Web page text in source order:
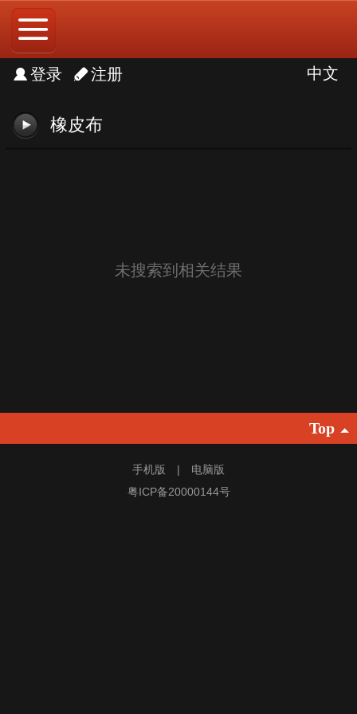
登录 注册 中文
中文
橡皮布
未搜索到相关结果
Top
手机版 | 电脑版
粤ICP备20000144号